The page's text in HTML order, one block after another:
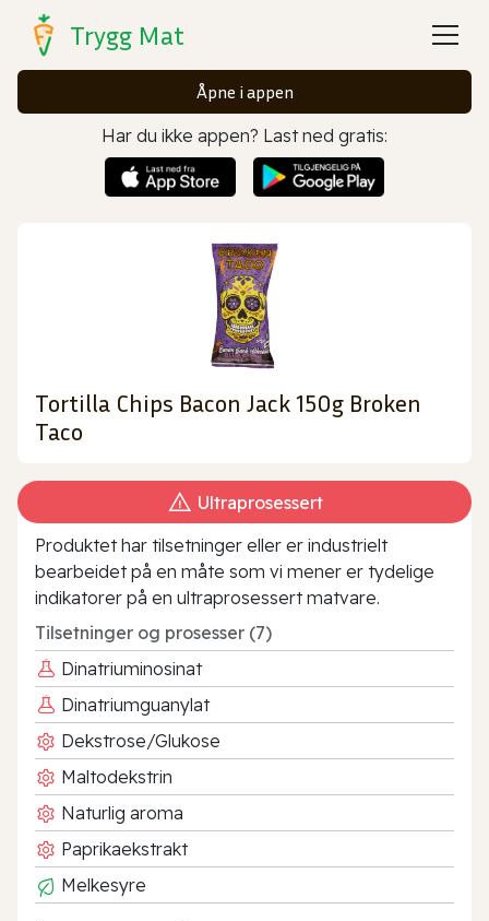
Trygg Mat
Åpne i appen
Har du ikke appen? Last ned gratis:
Tortilla Chips Bacon Jack 150g Broken
Taco
Ultraprosessert
Produktet har tilsetninger eller er industrielt
bearbeidet på en måte som vi mener er tydelige
indikatorer på en ultraprosessert matvare.
Tilsetninger og prosesser (7)
Dinatriuminosinat
Dinatriumguanylat
Dekstrose/Glukose
Maltodekstrin
Naturlig aroma
Paprikaekstrakt
Melkesyre